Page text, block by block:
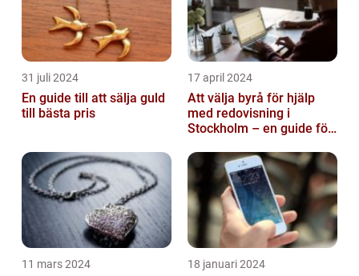
31 juli 2024
En guide till att sälja guld
till bästa pris
17 april 2024
Att välja byrå för hjälp
med redovisning i
Stockholm – en guide för
11 mars 2024 18 januari 2024